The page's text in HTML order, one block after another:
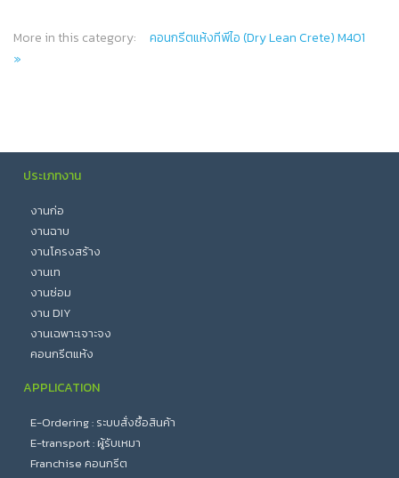
More in this category:
คอนกรีตแห้งทีพีไอ (Dry Lean Crete) M401
»
ประเภทงาน
งานก่อ
งานฉาบ
งานโครงสร้าง
งานเท
งานซ่อม
งาน DIY
งานเฉพาะเจาะจง
คอนกรีตแห้ง
APPLICATION
E-Ordering : ระบบสั่งซื้อสินค้า
E-transport : ผู้รับเหมา
Franchise คอนกรีต